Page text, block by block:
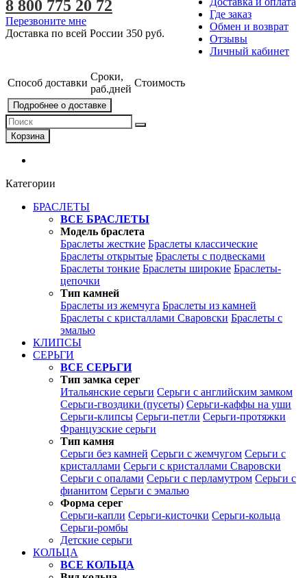
Где заказ
Обмен и возврат
Отзывы
Личный кабинет
8 800 775 20 72
Перезвоните мне
Доставка по всей России 350 руб.
Способ доставки
Сроки,
раб.дней
Стоимость
Подробнее о доставке
Корзина
Категории
БРАСЛЕТЫ
ВСЕ БРАСЛЕТЫ
Модель браслета
Браслеты жесткие Браслеты классические
Браслеты открытые Браслеты с подвесками
Браслеты тонкие Браслеты широкие Браслеты-
цепочки
Тип камней
Браслеты из жемчуга Браслеты из камней
Браслеты с кристаллами Сваровски Браслеты с
эмалью
КЛИПСЫ
СЕРЬГИ
ВСЕ СЕРЬГИ
Тип замка серег
Итальянские серьги Серьги с английским замком
Серьги-гвоздики (пусеты) Серьги-каффы на уши
Серьги-клипсы Серьги-петли Серьги-протяжки
Французские серьги
Тип камня
Серьги без камней Серьги с жемчугом Серьги с
кристаллами Серьги с кристаллами Сваровски
Серьги с опалами Серьги с перламутром Серьги с
фианитом Серьги с эмалью
Форма серег
Серьги-капли Серьги-кисточки Серьги-кольца
Серьги-ромбы
Детские серьги
КОЛЬЦА
ВСЕ КОЛЬЦА